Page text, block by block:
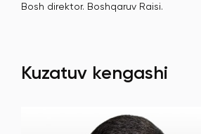
Bosh direktor. Boshqaruv Raisi.
Kuzatuv kengashi